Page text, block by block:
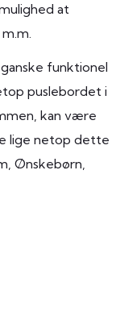
at
funktionel
puslebordet i
kan være
lige netop dette
Ønskebørn,